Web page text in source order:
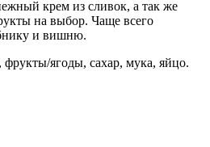
крем из сливок, а так же
на выбор. Чаще всего
и вишню.
ягоды, сахар, мука, яйцо.